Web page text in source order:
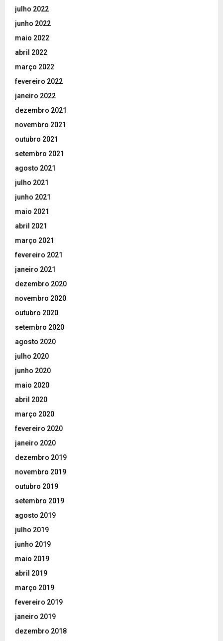
julho 2022
junho 2022
maio 2022
abril 2022
março 2022
fevereiro 2022
janeiro 2022
dezembro 2021
novembro 2021
outubro 2021
setembro 2021
agosto 2021
julho 2021
junho 2021
maio 2021
abril 2021
março 2021
fevereiro 2021
janeiro 2021
dezembro 2020
novembro 2020
outubro 2020
setembro 2020
agosto 2020
julho 2020
junho 2020
maio 2020
abril 2020
março 2020
fevereiro 2020
janeiro 2020
dezembro 2019
novembro 2019
outubro 2019
setembro 2019
agosto 2019
julho 2019
junho 2019
maio 2019
abril 2019
março 2019
fevereiro 2019
janeiro 2019
dezembro 2018